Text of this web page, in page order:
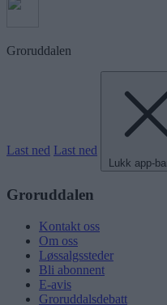
Groruddalen
Last ned Last ned
Lukk app-
Groruddalen
Kontakt oss
Om oss
Løssalgssteder
Bli abonnent
E-avis
Groruddalsdebatt